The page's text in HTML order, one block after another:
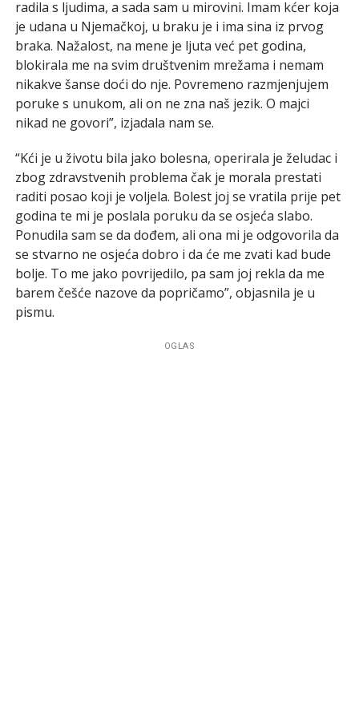
radila s ljudima, a sada sam u mirovini. Imam kćer koja
je udana u Njemačkoj, u braku je i ima sina iz prvog
braka. Nažalost, na mene je ljuta već pet godina,
blokirala me na svim društvenim mrežama i nemam
nikakve šanse doći do nje. Povremeno razmjenjujem
poruke s unukom, ali on ne zna naš jezik. O majci
nikad ne govori”, izjadala nam se.
“Kći je u životu bila jako bolesna, operirala je želudac i
zbog zdravstvenih problema čak je morala prestati
raditi posao koji je voljela. Bolest joj se vratila prije pet
godina te mi je poslala poruku da se osjeća slabo.
Ponudila sam se da dođem, ali ona mi je odgovorila da
se stvarno ne osjeća dobro i da će me zvati kad bude
bolje. To me jako povrijedilo, pa sam joj rekla da me
barem češće nazove da popričamo”, objasnila je u
pismu.
OGLAS